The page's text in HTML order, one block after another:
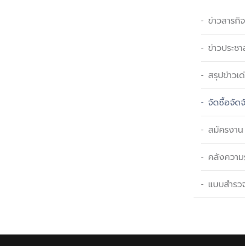
ข่าวสารกิ
ข่าวประช
สรุปข่าวเ
จัดซื้อจัด
สมัครงาน
คลังควา
แบบสำร